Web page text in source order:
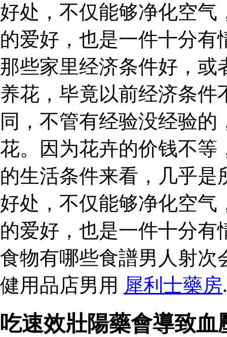
好处，不仅能够净化空气
的爱好，也是一件十分
那些家里经济条件好，或
养花，毕竟以前经济条
同，不管有经验没经验
花。因为花卉的价钱不等
的生活条件来看，几乎
好处，不仅能够净化空气
的爱好，也是一件十分
食物有哪些食譜男人射次
健用品店男用 犀利士藥房.
吃速效壯陽藥會導致